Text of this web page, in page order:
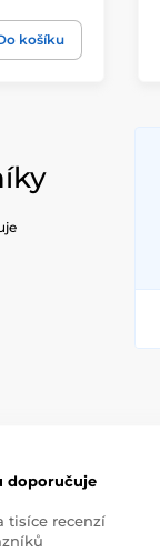
košíku
doporučuje
tisíce recenzí